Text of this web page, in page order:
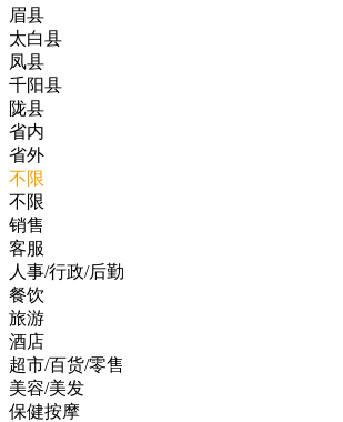
眉县
太白县
凤县
千阳县
陇县
省内
省外
不限
不限
销售
客服
人事/行政/后勤
餐饮
旅游
酒店
超市/百货/零售
美容/美发
保健按摩